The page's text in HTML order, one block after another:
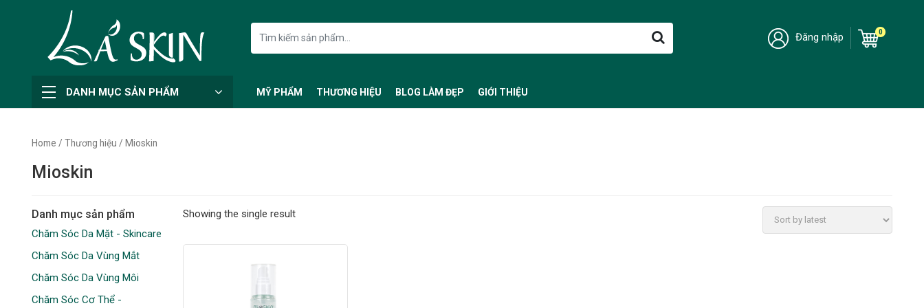
Đăng nhập 0
DANH MỤC SẢN PHẨM MỸ PHẨM THƯƠNG HIỆU BLOG LÀM ĐẸP GIỚI THIỆU
Home / Thương hiệu / Mioskin
Mioskin
Danh mục sản phẩm
Chăm Sóc Da Mặt - Skincare
Chăm Sóc Da Vùng Mắt
Chăm Sóc Da Vùng Môi
Chăm Sóc Cơ Thể -
Showing the single result